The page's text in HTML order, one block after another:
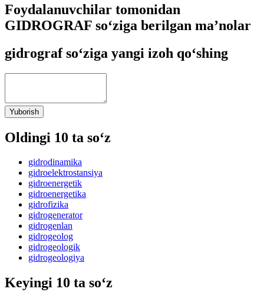
Foydalanuvchilar tomonidan
GIDROGRAF so‘ziga berilgan ma’nolar
gidrograf so‘ziga yangi izoh qo‘shing
Yuborish
Oldingi 10 ta so‘z
gidrodinamika
gidroelektrostansiya
gidroenergetik
gidroenergetika
gidrofizika
gidrogenerator
gidrogenlan
gidrogeolog
gidrogeologik
gidrogeologiya
Keyingi 10 ta so‘z